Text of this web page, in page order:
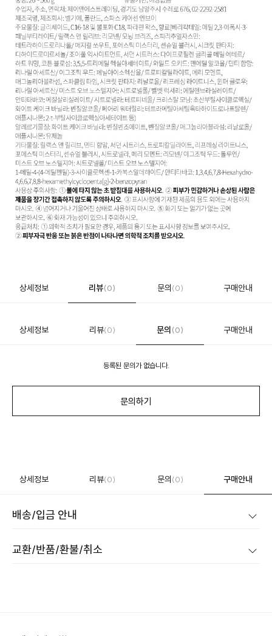
상세정보 리뷰(0) 문의 (0) 구매안내
상세정보 리뷰(0) 문의 (0) 구매안내
등록된 문의가 없습니다.
문의하기
상세정보 리뷰(0) 문의 (0) 구매안내
배송/입금 안내
교환/반품/환불/취소